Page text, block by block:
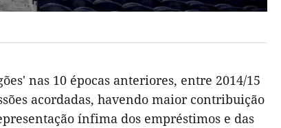
nas 10 épocas anteriores, entre 2014/15
acordadas, havendo maior contribuição
ínfima dos empréstimos e das